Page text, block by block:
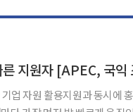
업 자원 활용지원과 동시에